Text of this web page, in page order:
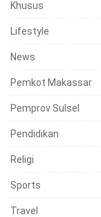
Khusus
Lifestyle
News
Pemkot Makassar
Pemprov Sulsel
Pendidikan
Religi
Sports
Travel